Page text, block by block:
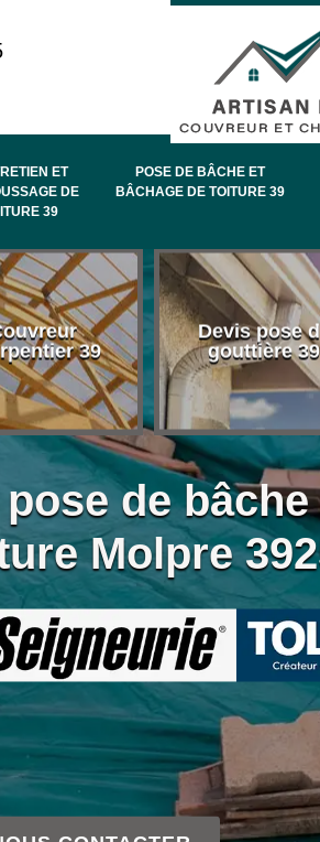
ET
DE
39
POSE DE BÂCHE ET
BÂCHAGE DE TOITURE 39
39
Devis pose
gouttière 39
de bâche
Molpre